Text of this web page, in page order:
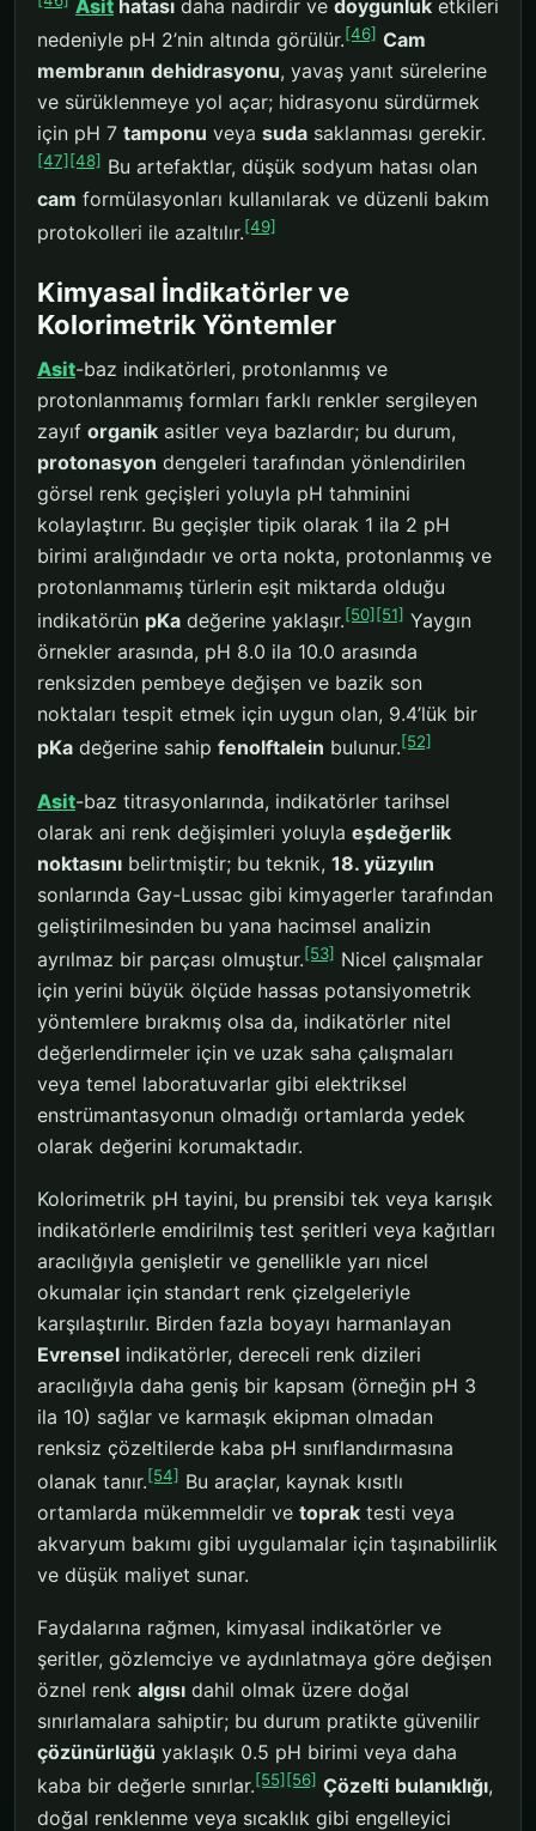
Asit hatası daha nadirdir ve doygunluk etkileri
nedeniyle pH 2’nin altında görülür.[46] Cam
membranın dehidrasyonu, yavaş yanıt sürelerine
ve sürüklenmeye yol açar; hidrasyonu sürdürmek
için pH 7 tamponu veya suda saklanması gerekir.
[47] [48] Bu artefaktlar, düşük sodyum hatası olan
cam formülasyonları kullanılarak ve düzenli bakım
protokolleri ile azaltılır.[49]
Kimyasal İndikatörler ve
Kolorimetrik Yöntemler
Asit-baz indikatörleri, protonlanmış ve
protonlanmamış formları farklı renkler sergileyen
zayıf organik asitler veya bazlardır; bu durum,
protonasyon dengeleri tarafından yönlendirilen
görsel renk geçişleri yoluyla pH tahminini
kolaylaştırır. Bu geçişler tipik olarak 1 ila 2 pH
birimi aralığındadır ve orta nokta, protonlanmış ve
protonlanmamış türlerin eşit miktarda olduğu
indikatörün pKa değerine yaklaşır.[50] [51] Yaygın
örnekler arasında, pH 8.0 ila 10.0 arasında
renksizden pembeye değişen ve bazik son
noktaları tespit etmek için uygun olan, 9.4’lük bir
pKa değerine sahip fenolftalein bulunur.[52]
Asit-baz titrasyonlarında, indikatörler tarihsel
olarak ani renk değişimleri yoluyla eşdeğerlik
noktasını belirtmiştir; bu teknik, 18. yüzyılın
sonlarında Gay-Lussac gibi kimyagerler tarafından
geliştirilmesinden bu yana hacimsel analizin
ayrılmaz bir parçası olmuştur.[53] Nicel çalışmalar
için yerini büyük ölçüde hassas potansiyometrik
yöntemlere bırakmış olsa da, indikatörler nitel
değerlendirmeler için ve uzak saha çalışmaları
veya temel laboratuvarlar gibi elektriksel
enstrümantasyonun olmadığı ortamlarda yedek
olarak değerini korumaktadır.
Kolorimetrik pH tayini, bu prensibi tek veya karışık
indikatörlerle emdirilmiş test şeritleri veya kağıtları
aracılığıyla genişletir ve genellikle yarı nicel
okumalar için standart renk çizelgeleriyle
karşılaştırılır. Birden fazla boyayı harmanlayan
Evrensel indikatörler, dereceli renk dizileri
aracılığıyla daha geniş bir kapsam (örneğin pH 3
ila 10) sağlar ve karmaşık ekipman olmadan
renksiz çözeltilerde kaba pH sınıflandırmasına
olanak tanır.[54] Bu araçlar, kaynak kısıtlı
ortamlarda mükemmeldir ve toprak testi veya
akvaryum bakımı gibi uygulamalar için taşınabilirlik
ve düşük maliyet sunar.
Faydalarına rağmen, kimyasal indikatörler ve
şeritler, gözlemciye ve aydınlatmaya göre değişen
öznel renk algısı dahil olmak üzere doğal
sınırlamalara sahiptir; bu durum pratikte güvenilir
çözünürlüğü yaklaşık 0.5 pH birimi veya daha
kaba bir değerle sınırlar.[55] [56] Çözelti bulanıklığı,
doğal renklenme veya sıcaklık gibi engelleyici